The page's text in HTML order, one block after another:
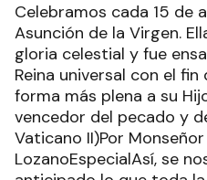
Celebramos cada 15 de
Asunción de la Virgen.
gloria celestial y fue
Reina universal con el
forma más plena a su
vencedor del pecado y
Vaticano II)Por
LozanoEspecialAsí, se